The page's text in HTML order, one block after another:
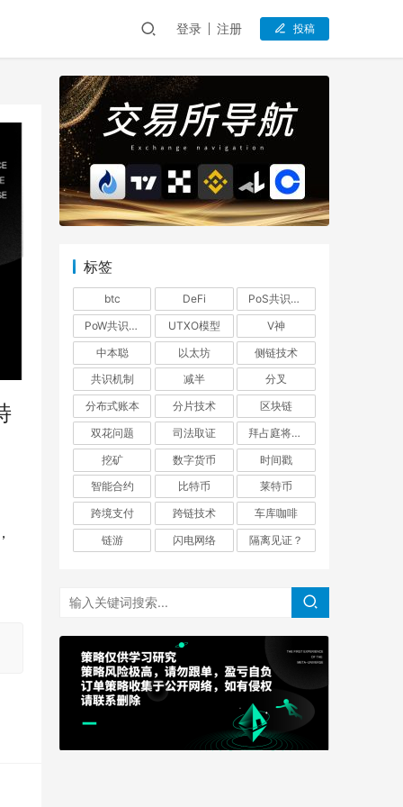
登录 注册 投稿
标签
btc DeFi
PoS共识机制
PoW共识机制
UTXO模型
V神
中本聪
以太坊
侧链技术
共识机制
减半
分叉
分布式账本
分片技术
区块链
双花问题
司法取证
拜占庭将军问题
挖矿
数字货币
时间戳
智能合约
比特币
莱特币
跨境支付
跨链技术
车库咖啡
链游
闪电网络 隔离见证？